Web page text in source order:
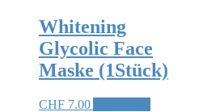
Whitening
Glycolic Face
Maske (1Stück)
CHF 7.00